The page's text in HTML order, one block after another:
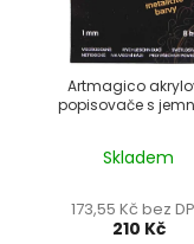
Artmagico
popisovače s
Skladem
173,55 Kč bez
210 Kč